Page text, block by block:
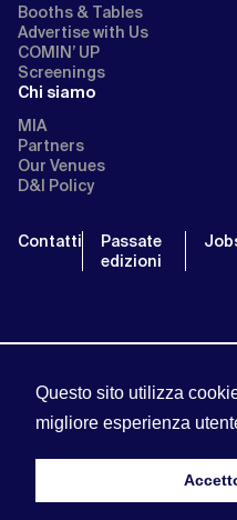
Questo sito utilizza
migliore esperienza
Booths & Tables
Advertise with Us
COMIN’ UP
Screenings
Chi siamo
MIA
Partners
Our Venues
D&I Policy
Contatti
Passate
edizioni
MIA | Mercato Internazionale